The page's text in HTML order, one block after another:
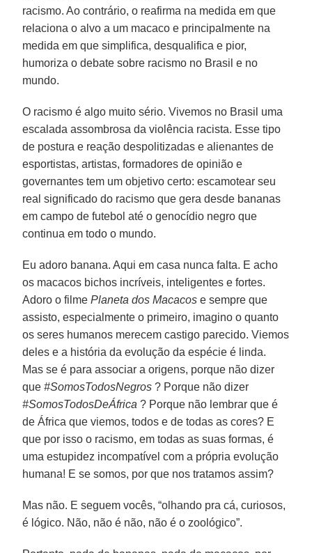
racismo. Ao contrário, o reafirma na medida em que
relaciona o alvo a um macaco e principalmente na
medida em que simplifica, desqualifica e pior,
humoriza o debate sobre racismo no Brasil e no
mundo.
O racismo é algo muito sério. Vivemos no Brasil uma
escalada assombrosa da violência racista. Esse tipo
de postura e reação despolitizadas e alienantes de
esportistas, artistas, formadores de opinião e
governantes tem um objetivo certo: escamotear seu
real significado do racismo que gera desde bananas
em campo de futebol até o genocídio negro que
continua em todo o mundo.
Eu adoro banana. Aqui em casa nunca falta. E acho
os macacos bichos incríveis, inteligentes e fortes.
Adoro o filmePlaneta dos Macacos e sempre que
assisto, especialmente o primeiro, imagino o quanto
os seres humanos merecem castigo parecido. Viemos
deles e a história da evolução da espécie é linda.
Mas se é para associar a origens, porque não dizer
que#SomosTodosNegros ? Porque não dizer
#SomosTodosDeÁfrica ? Porque não lembrar que é
de África que viemos, todos e de todas as cores? E
que por isso o racismo, em todas as suas formas, é
uma estupidez incompatível com a própria evolução
humana! E se somos, por que nos tratamos assim?
Mas não. E seguem vocês, “olhando pra cá, curiosos,
é lógico. Não, não é não, não é o zoológico”.